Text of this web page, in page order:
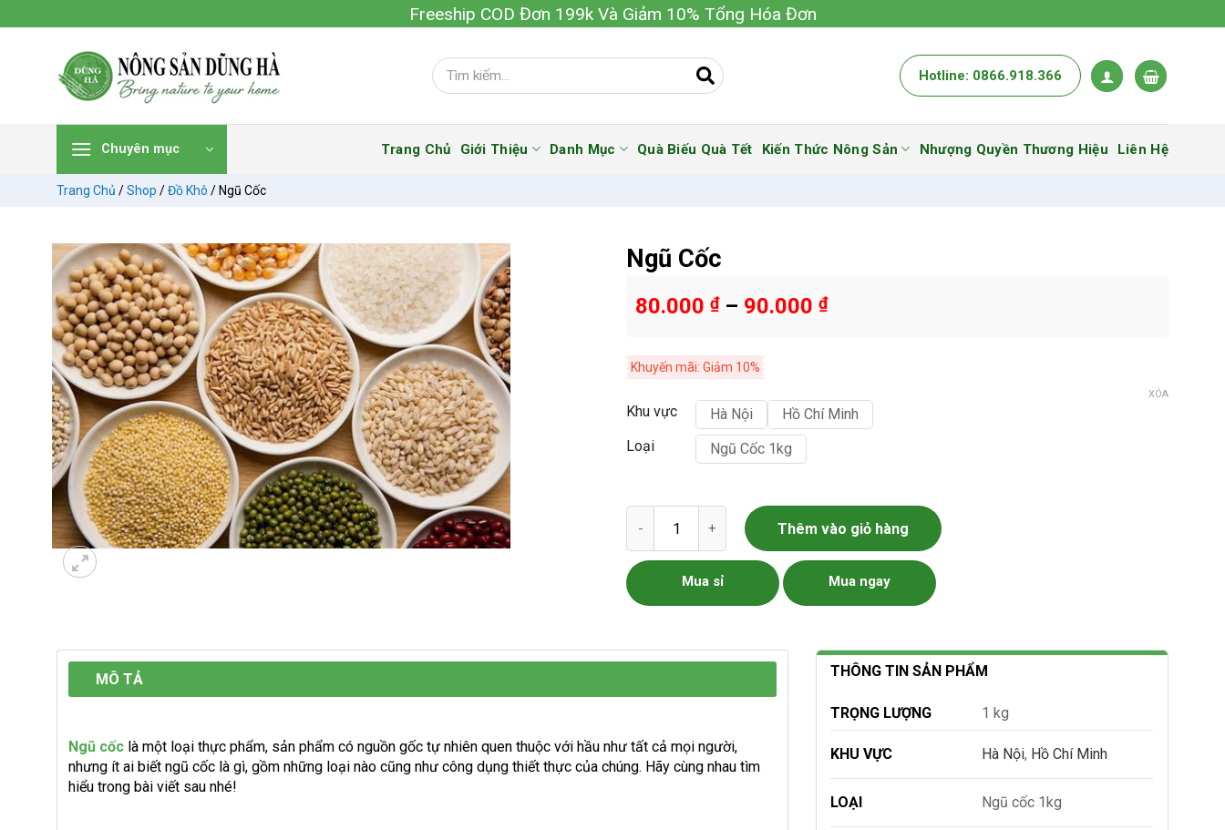
đến
Freeship COD Đơn 199k Và Giảm 10% Tổng Hóa Đơn
Hotline: 0866.918.366
Chuyên mục Trang Chủ Giới Thiệu Danh Mục Quà Biếu Quà Tết Kiến Thức Nông Sản Nhượng Quyền Thương Hiệu Liên Hệ
Trang Chủ /Shop /Đồ Khô / Ngũ Cốc
Ngũ Cốc
80.000 ₫– 90.000 ₫
Khuyến mãi: Giảm 10%
Khu vực Hà Nội
Hồ Chí Minh
Loại
Ngũ Cốc 1kg
XÓA
Ngũ Cốc số lượng
Thêm vào giỏ hàng
Mua sỉ Mua ngay
MÔ TẢ
Ngũ cốc là một loại thực phẩm, sản phẩm có nguồn gốc tự nhiên quen thuộc với hầu như tất cả mọi người,
nhưng ít ai biết ngũ cốc là gì, gồm những loại nào cũng như công dụng thiết thực của chúng. Hãy cùng nhau tìm
hiểu trong bài viết sau nhé!
THÔNG TIN SẢN PHẨM
TRỌNG LƯỢNG 1 kg
KHU VỰC Hà Nội, Hồ Chí Minh
LOẠI Ngũ cốc 1kg